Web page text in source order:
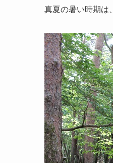
真夏の暑い時期は